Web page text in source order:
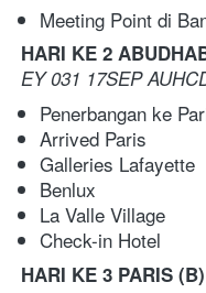
Meeting Point di
HARI KE 2
EY 031 17SEP
Penerbangan ke
Arrived Paris
Galleries Lafayette
Benlux
La Valle Village
Check-in Hotel
HARI KE 3 PARIS (B)